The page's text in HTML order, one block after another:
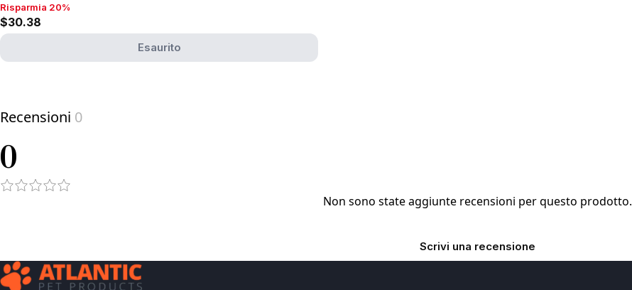
Risparmia 20%, $30.38
Risparmia 20%
$30.38
Esaurito
Recensioni 0
0
Non sono state aggiunte recensioni per questo prodotto.
Scrivi una recensione